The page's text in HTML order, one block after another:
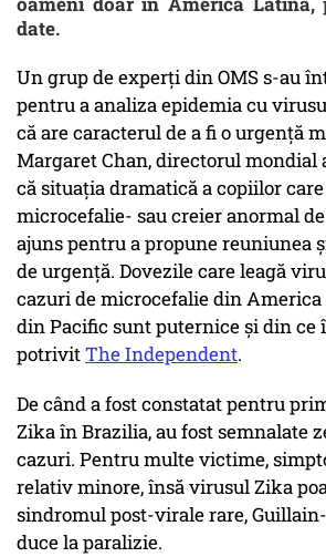
date.
Un grup de experți din OMS s-au
pentru a analiza epidemia cu
că are caracterul de a fi o urgență
Margaret Chan, directorul mondial
că situația dramatică a copiilor
microcefalie- sau creier anormal
ajuns pentru a propune reuniunea
de urgență. Dovezile care leagă
cazuri de microcefalie din America
din Pacific sunt puternice și din ce
potrivitThe Independent.
De când a fost constatat pentru
Zika în Brazilia, au fost semnalate
cazuri. Pentru multe victime,
relativ minore, însă virusul Zika
sindromul post-virale rare,
duce la paralizie.